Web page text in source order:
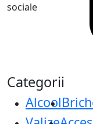
sociale
Categorii
Alcool